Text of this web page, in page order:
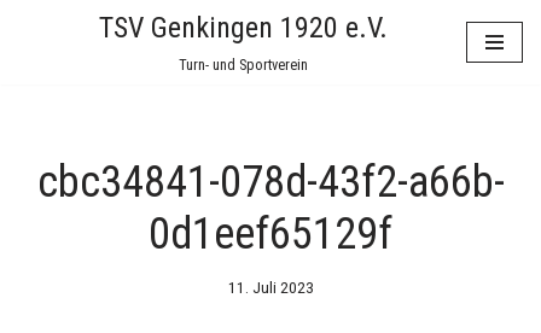
TSV Genkingen 1920 e.V.
Turn- und Sportverein
cbc34841-078d-43f2-a66b-
0d1eef65129f
11. Juli 2023